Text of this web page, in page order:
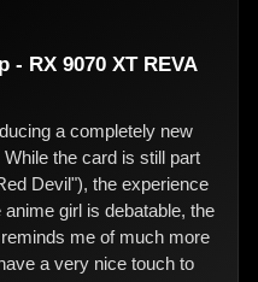
- RX 9070 XT REVA
a completely new
the card is still part
Devil"), the experience
girl is debatable, the
me of much more
a very nice touch to